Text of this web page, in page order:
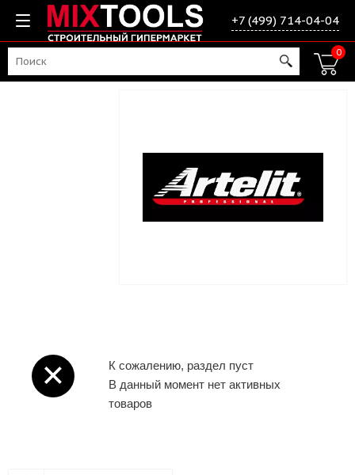
+7 (499) 714-04-04
0
К сожалению, раздел пуст
В данный момент нет активных
товаров